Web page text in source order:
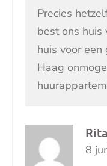
Precies
best ons huis
huis voor een
Haag
8